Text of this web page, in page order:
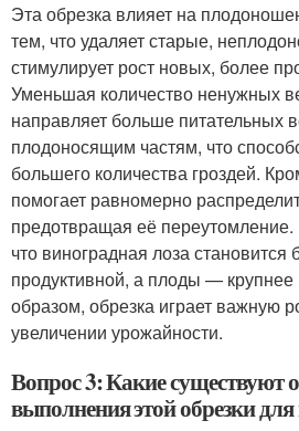
Эта обрезка влияет на
тем, что удаляет старые,
стимулирует рост новых, более
Уменьшая количество ненужных
направляет больше питательных
плодоносящим частям, что
большего количества гроздей.
помогает равномерно
предотвращая её переутомление.
что виноградная лоза становится
продуктивной, а плоды — крупнее
образом, обрезка играет важную
увеличении урожайности.
Вопрос 3: Какие существуют
выполнения этой обрезки